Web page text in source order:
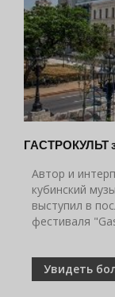
ГАСТРОКУЛЬТ
Автор и
кубинский
выступил в
фестиваля
Увидеть